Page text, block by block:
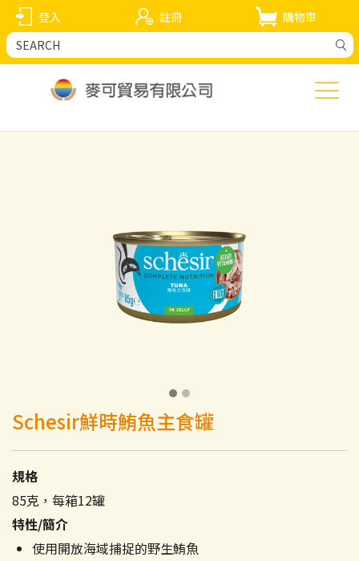
登入 註冊 購物車
Schesir鮮時鮪魚主食罐
規格
85克，每箱12罐
特性/簡介
使用開放海域捕捉的野生鮪魚